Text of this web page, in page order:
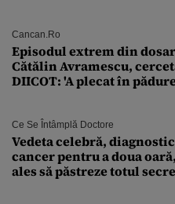
Cancan.ro
Episodul extrem din
Cătălin Avramescu,
DIICOT: 'A plecat în
Ce Se Întâmplă Doctore
Vedeta celebră,
cancer pentru a doua
ales să păstreze totul